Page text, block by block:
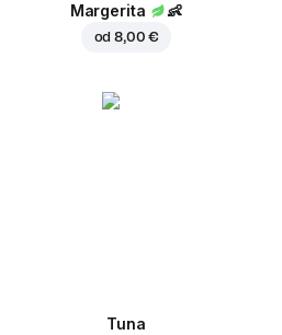
Margerita 👶
od8,00 €
Tuna